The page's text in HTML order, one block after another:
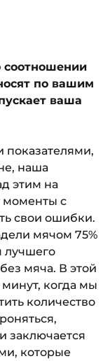
соотношении
по вашим
ваша
показателями,
наша
этим на
моменты с
свои ошибки.
мячом 75%
лучшего
мяча. В этой
когда мы
количество
заключается
которые